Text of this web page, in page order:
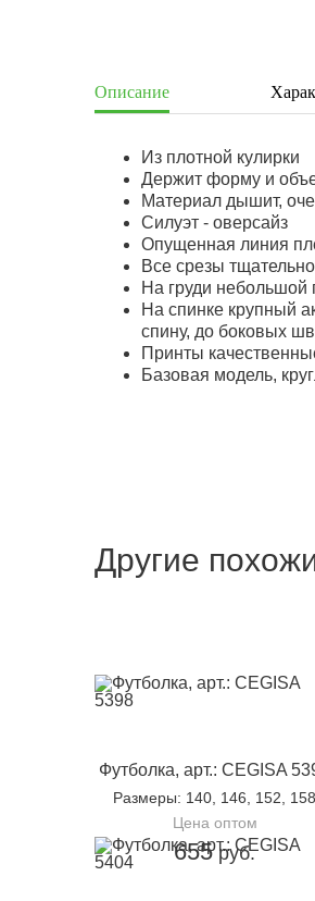
Описание
Из плотной кулирки
Держит форму и
Материал дышит,
Силуэт - оверсайз
Опущенная линия
Все срезы
На груди небольшой
На спинке крупный
спину, до боковых
Принты
Базовая модель,
Другие
Футболка, арт.: CEGISA
Размеры: 140, 146, 152, 158
Цена оптом
655руб.